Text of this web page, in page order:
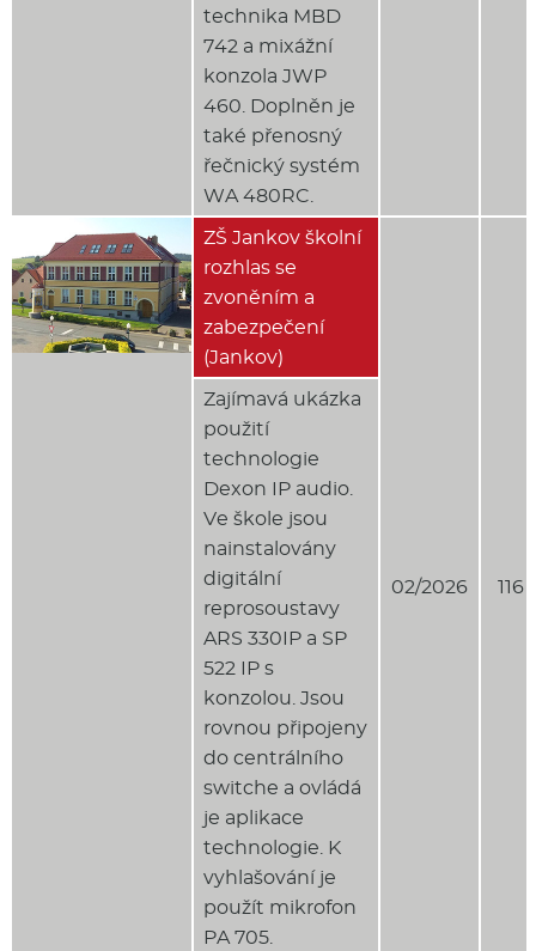
technika MBD
742 a mixážní
konzola JWP
460. Doplněn je
také přenosný
řečnický systém
WA 480RC.
ZŠ Jankov školní
rozhlas se
zvoněním a
zabezpečení
(Jankov)
02/2026 116
Zajímavá ukázka
použití
technologie
Dexon IP audio.
Ve škole jsou
nainstalovány
digitální
reprosoustavy
ARS 330IP a SP
522 IP s
konzolou. Jsou
rovnou připojeny
do centrálního
switche a ovládá
je aplikace
technologie. K
vyhlašování je
použít mikrofon
PA 705.